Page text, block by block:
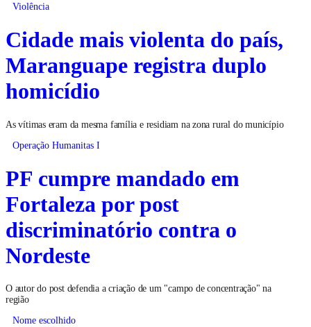
Violência
Cidade mais violenta do país,
Maranguape registra duplo
homicídio
As vítimas eram da mesma família e residiam na zona rural do município
Operação Humanitas I
PF cumpre mandado em
Fortaleza por post
discriminatório contra o
Nordeste
O autor do post defendia a criação de um "campo de concentração" na
região
Nome escolhido